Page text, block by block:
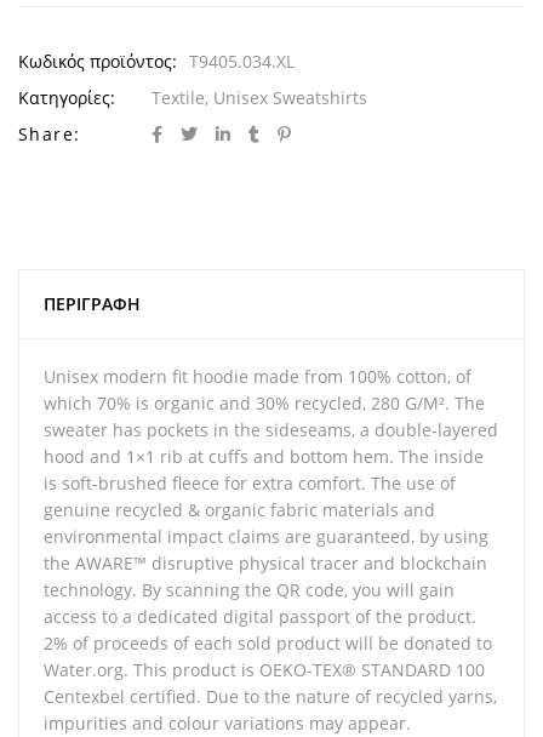
Κωδικός προϊόντος: T9405.034.XL
Κατηγορίες:
Textile, Unisex Sweatshirts
Share:
ΠΕΡΙΓΡΑΦΉ
Unisex modern fit hoodie made from 100% cotton, of
which 70% is organic and 30% recycled, 280 G/M². The
sweater has pockets in the sideseams, a double-layered
hood and 1×1 rib at cuffs and bottom hem. The inside
is soft-brushed fleece for extra comfort. The use of
genuine recycled & organic fabric materials and
environmental impact claims are guaranteed, by using
the AWARE™ disruptive physical tracer and blockchain
technology. By scanning the QR code, you will gain
access to a dedicated digital passport of the product.
2% of proceeds of each sold product will be donated to
Water.org. This product is OEKO-TEX® STANDARD 100
Centexbel certified. Due to the nature of recycled yarns,
impurities and colour variations may appear.